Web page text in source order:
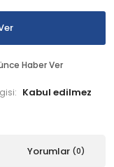
Haber Ver
Yorumlar (0)